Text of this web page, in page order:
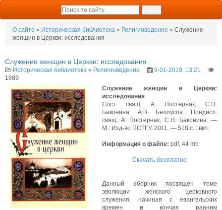
О сайте » Историческая библиотека » Религиоведение » Служение
женщин в Церкви: исследования
Служение женщин в Церкви: исследования
Историческая библиотека » Религиоведение
9-01-2019, 13:21
1689
Служение женщин в Церкви:
исследования
Сост. свящ. А. Постернак, С.Н.
Баконина, А.В. Белоусов; Предисл.
свящ. А. Постернак, С.Н. Баконина. —
М.: Изд-во ПСТГУ, 2011. — 518 с. : вкл.
Информация о файле: pdf, 44 mb
Скачать бесплатно
Данный сборник посвящен теме
эволюции женского церковного
служения, начиная с евангельских
времен и кончая ранним